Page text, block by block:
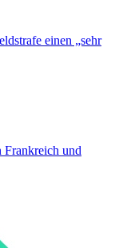
einen „sehr
Frankreich und